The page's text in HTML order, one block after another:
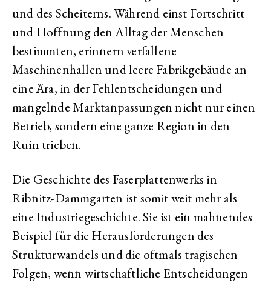
und des Scheiterns. Während einst Fortschritt
und Hoffnung den Alltag der Menschen
bestimmten, erinnern verfallene
Maschinenhallen und leere Fabrikgebäude an
eine Ära, in der Fehlentscheidungen und
mangelnde Marktanpassungen nicht nur einen
Betrieb, sondern eine ganze Region in den
Ruin trieben.
Die Geschichte des Faserplattenwerks in
Ribnitz-Dammgarten ist somit weit mehr als
eine Industriegeschichte. Sie ist ein mahnendes
Beispiel für die Herausforderungen des
Strukturwandels und die oftmals tragischen
Folgen, wenn wirtschaftliche Entscheidungen